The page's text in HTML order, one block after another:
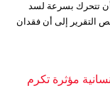
تتحرك بسرعة لسد
التقرير إلى أن فقدان
مؤثرة تكرم